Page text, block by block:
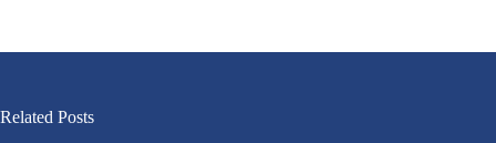
Related Posts